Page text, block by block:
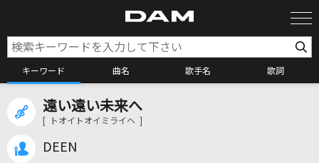
キーワード 曲名 歌手名 歌詞
カラオケ検索
遠い遠い未来へ
[ トオイトオイミライヘ ]
DEEN